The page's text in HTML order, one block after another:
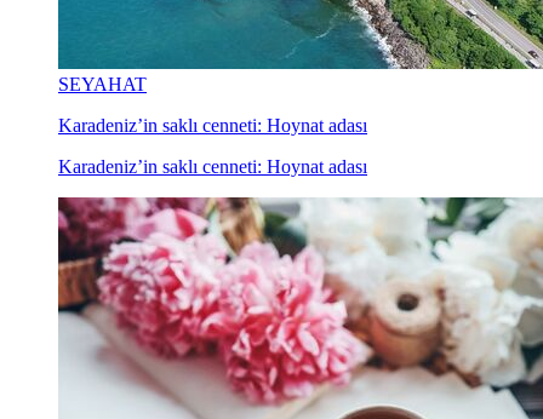
SEYAHAT
Karadeniz’in saklı cenneti: Hoynat adası
Karadeniz’in saklı cenneti: Hoynat adası